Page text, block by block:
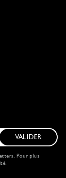
VALIDER
Pour plus
.